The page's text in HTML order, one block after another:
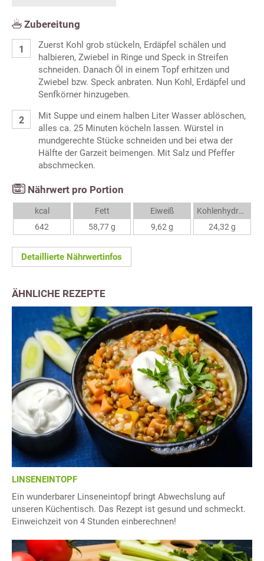
Zubereitung
Zuerst Kohl grob stückeln, Erdäpfel schälen und
halbieren, Zwiebel in Ringe und Speck in Streifen
schneiden. Danach Öl in einem Topf erhitzen und
Zwiebel bzw. Speck anbraten. Nun Kohl, Erdäpfel und
Senfkörner hinzugeben.
Mit Suppe und einem halben Liter Wasser ablöschen,
alles ca. 25 Minuten köcheln lassen. Würstel in
mundgerechte Stücke schneiden und bei etwa der
Hälfte der Garzeit beimengen. Mit Salz und Pfeffer
abschmecken.
Nährwert pro Portion
kcal
642
Fett
58,77 g
Eiweiß
9,62 g
Kohlenhydrate
24,32 g
Detaillierte Nährwertinfos
ÄHNLICHE REZEPTE
LINSENEINTOPF
Ein wunderbarer Linseneintopf bringt Abwechslung auf
unseren Küchentisch. Das Rezept ist gesund und schmeckt.
Einweichzeit von 4 Stunden einberechnen!